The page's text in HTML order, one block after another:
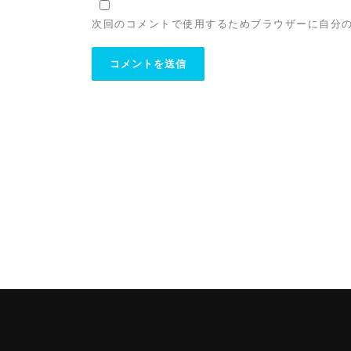
次回のコメントで使用するためブラウザーに自分